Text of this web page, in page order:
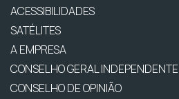
ACESSIBILIDADES
SATÉLITES
A EMPRESA
CONSELHO GERAL INDEPENDENTE
CONSELHO DE OPINIÃO